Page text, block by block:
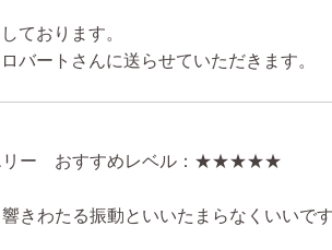
ております。
バートさんに送らせていただきます。
リー おすすめレベル：★★★★★
きわたる振動といいたまらなくいいで